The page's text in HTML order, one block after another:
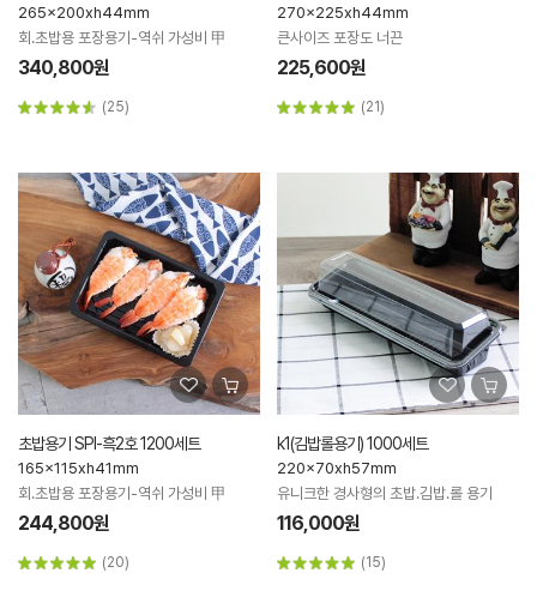
265x200xh44mm
회.초밥용 포장용기-역쉬 가성비 甲
340,800원
(25)
270x225xh44mm
큰사이즈 포장도 너끈
225,600원
(21)
초밥용기 SPI-흑2호 1200세트
165x115xh41mm
회.초밥용 포장용기-역쉬 가성비 甲
244,800원
(20)
k1(김밥롤용기) 1000세트
220x70xh57mm
유니크한 경사형의 초밥.김밥.롤 용기
116,000원
(15)